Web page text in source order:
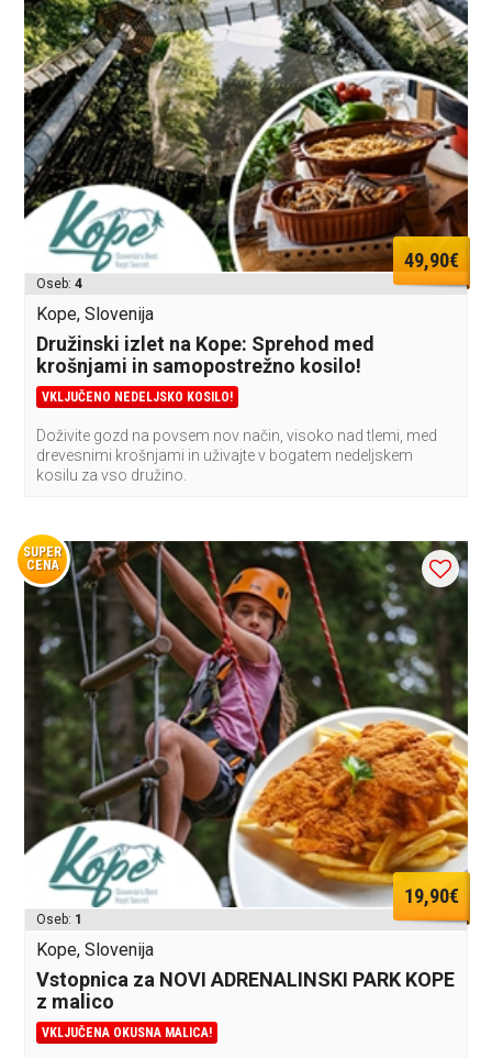
49,90€
Oseb:4
Kope, Slovenija
Družinski izlet na Kope: Sprehod med
krošnjami in samopostrežno kosilo!
VKLJUČENO NEDELJSKO KOSILO!
Doživite gozd na povsem nov način, visoko nad tlemi, med
drevesnimi krošnjami in uživajte v bogatem nedeljskem
kosilu za vso družino.
SUPER
CENA
19,90€
Oseb: 1
Kope, Slovenija
Vstopnica za NOVI ADRENALINSKI PARK KOPE
z malico
VKLJUČENA OKUSNA MALICA!